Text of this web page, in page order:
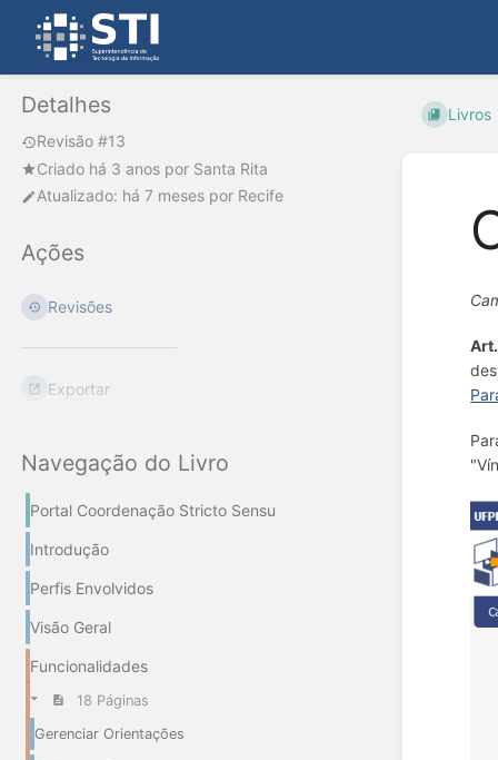
Detalhes
Revisão #13
Criado há 3 anos por Santa Rita
Atualizado: há 7 meses por Recife
Ações
Revisões
Exportar
Navegação do Livro
Portal Coordenação Stricto Sensu
Introdução
Perfis Envolvidos
Visão Geral
Funcionalidades
18 Páginas
Gerenciar Orientações
Livros